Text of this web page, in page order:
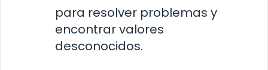
para resolver problemas y
encontrar valores
desconocidos.